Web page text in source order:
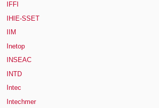
IFFI
IHIE-SSET
IIM
Inetop
INSEAC
INTD
Intec
Intechmer